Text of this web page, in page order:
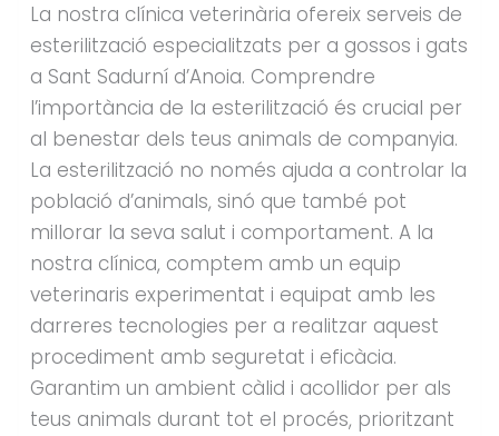
La nostra clínica veterinària ofereix serveis de
esterilització especialitzats per a gossos i gats
a Sant Sadurní d’Anoia. Comprendre
l’importància de la esterilització és crucial per
al benestar dels teus animals de companyia.
La esterilització no només ajuda a controlar la
població d’animals, sinó que també pot
millorar la seva salut i comportament. A la
nostra clínica, comptem amb un equip
veterinaris experimentat i equipat amb les
darreres tecnologies per a realitzar aquest
procediment amb seguretat i eficàcia.
Garantim un ambient càlid i acollidor per als
teus animals durant tot el procés, prioritzant